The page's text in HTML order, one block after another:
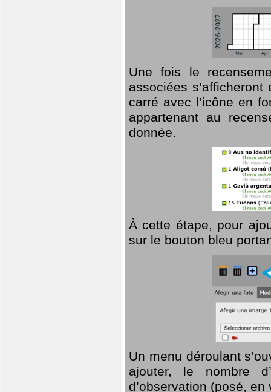
Une fois le
associées
carré avec l’icône en
appartenant au
donnée.
À cette étape, pour
sur le bouton bleu
Un menu déroulant
ajouter, le nombre
d’observation (posé,